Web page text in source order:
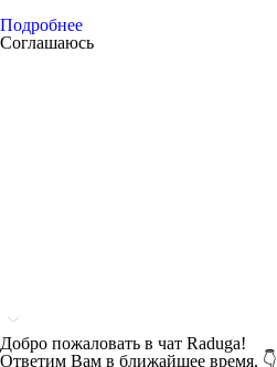
Подробнее
Соглашаюсь
Добро пожаловать в чат Raduga!
Ответим Вам в ближайшее время. 👇